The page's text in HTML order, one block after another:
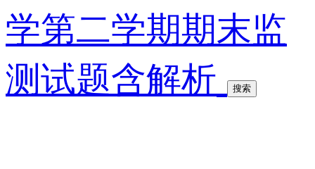
学第二学期期末监
测试题含解析
搜索